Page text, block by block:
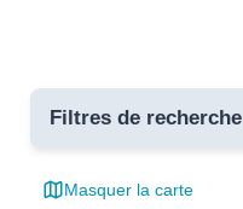
Filtres de recherche
Masquer la carte